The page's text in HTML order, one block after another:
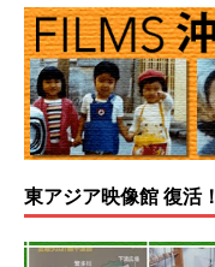
東アジア映像館 復活！